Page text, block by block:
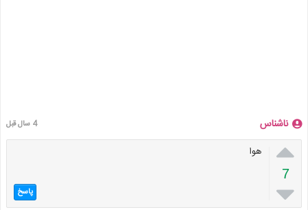
ناشناس 4 سال قبل

7

هوا
پاسخ